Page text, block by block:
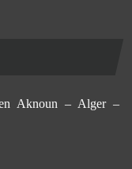
Aknoun – Alger –